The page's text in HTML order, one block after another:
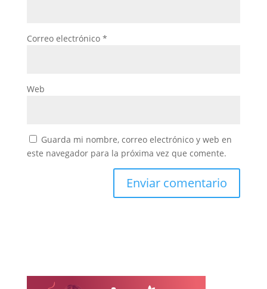
Correo electrónico *
Web
Guarda mi nombre, correo electrónico y web en
este navegador para la próxima vez que comente.